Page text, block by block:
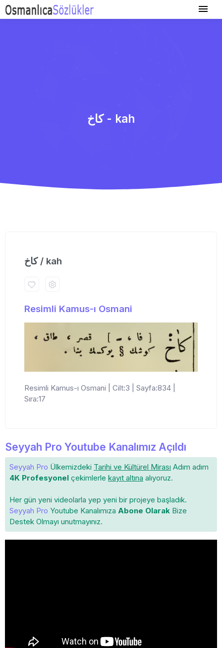
كاخ - kah
كاخ / kah
Resimli Kamus-ı Osmani
Resimli Kamus-ı Osmani | Cilt:3 | Sayfa:834 |
Sıra:17
Seyyah Pro Youtube Kanalımız Açıldı
Seyyah Pro Ülkemizdeki Tarihi ve Kültürel Mirası Adım adım
4K Profesyonel çekimlerle kayıt altına alıyoruz.
Her gün yeni videolarla yep yeni bir projeye başladık.
Seyyah Pro Youtube Kanalımıza Abone Olarak Bize
Destek Olmayı unutmayınız.